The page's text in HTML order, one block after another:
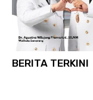
BERITA TERKINI